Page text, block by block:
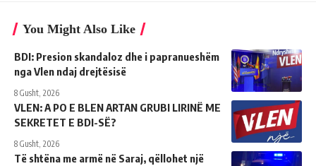
You Might Also Like
BDI: Presion skandaloz dhe i papranueshëm
nga Vlen ndaj drejtësisë
8 Gusht, 2026
VLEN: A PO E BLEN ARTAN GRUBI LIRINË ME
SEKRETET E BDI-SË?
8 Gusht, 2026
Të shtëna me armë në Saraj, qëllohet një